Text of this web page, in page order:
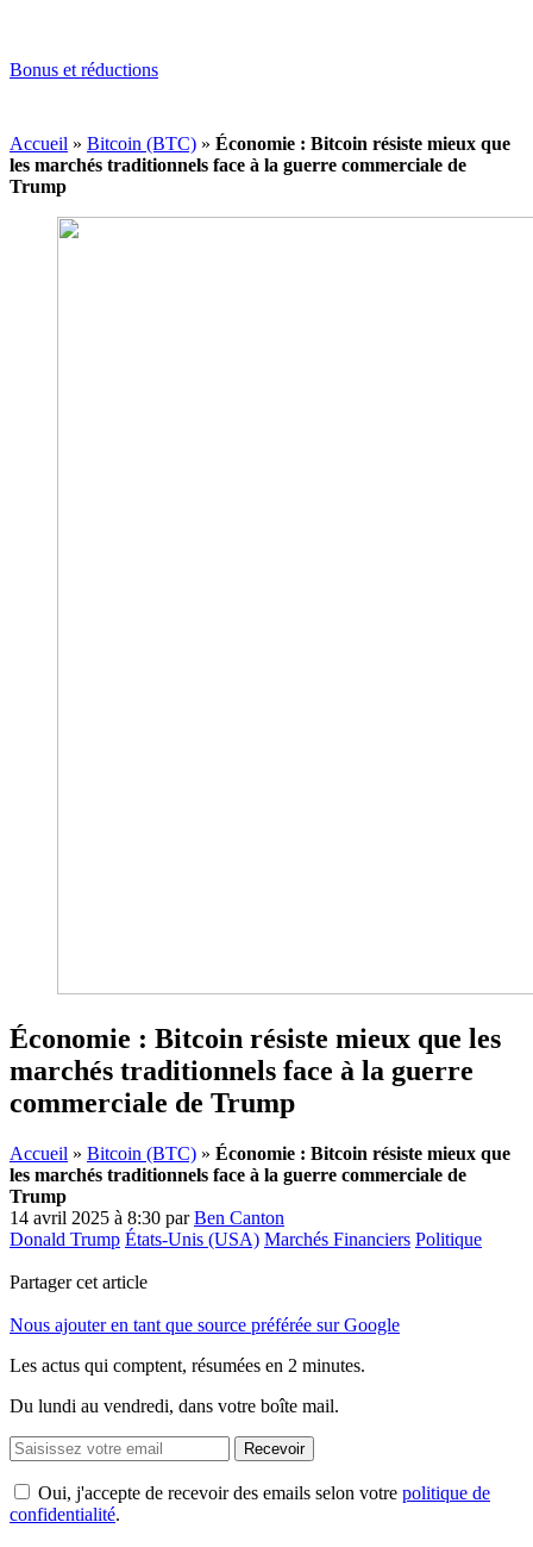
Bonus et réductions
Accueil » Bitcoin (BTC) » Économie : Bitcoin résiste mieux que
les marchés traditionnels face à la guerre commerciale de
Trump
Économie : Bitcoin résiste mieux que les
marchés traditionnels face à la guerre
commerciale de Trump
Accueil » Bitcoin (BTC) » Économie : Bitcoin résiste mieux que
les marchés traditionnels face à la guerre commerciale de
Trump
14 avril 2025 à 8:30 parBen Canton
Donald Trump États-Unis (USA) Marchés Financiers Politique
Partager cet article
Nous ajouter en tant que source préférée sur Google
Les actus qui comptent, résumées en 2 minutes.
Du lundi au vendredi, dans votre boîte mail.
Recevoir
Oui, j'accepte de recevoir des emails selon votre politique de
confidentialité.